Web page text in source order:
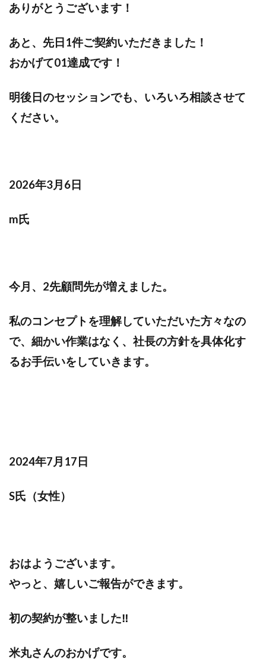
ありがとうございます！
あと、先日1件ご契約いただきました！
おかげて01達成です！
明後日のセッションでも、いろいろ相談させて
ください。
2026年3月6日
m氏
今月、2先顧問先が増えました。
私のコンセプトを理解していただいた方々なの
で、細かい作業はなく、社長の方針を具体化す
るお手伝いをしていきます。
2024年7月17日
S氏（女性）
おはようございます。
やっと、嬉しいご報告ができます。
初の契約が整いました‼️
米丸さんのおかげです。